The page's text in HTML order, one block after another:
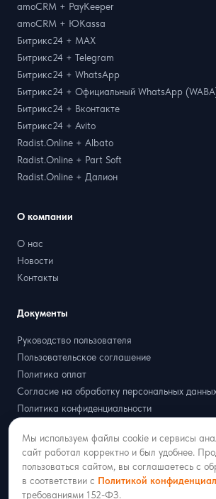
amoCRM + PayKeeper
amoCRM + ЮKassa
Битрикс24 + MAX
Битрикс24 + Telegram
Битрикс24 + WhatsApp
Битрикс24 + Официальный WhatsApp
Битрикс24 + Вконтакте
Битрикс24 + Avito
Radist.Online + Albato
Radist.Online + Part Soft
Radist.Online + Далион
О компании
О нас
Новости
Контакты
Документы
Руководство пользователя
Пользовательское соглашение
Политика оплат
Согласие на обработку персональных
Политика конфиденциальности
Партнёрская оферта
Мы используем файлы cookie и сервисы
сайт работал корректно и был удобнее.
пользоваться сайтом, вы соглашаетесь с
в соответствии с Политикой
требованиями 152-ФЗ.